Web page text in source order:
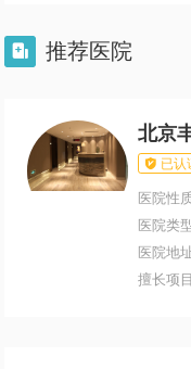
 推荐医院
北京
 已认
医院性
医院类
医院地
擅长项目